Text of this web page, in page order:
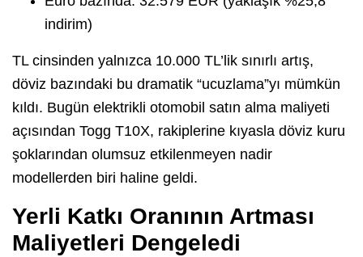
indirim)
TL cinsinden yalnızca 10.000 TL’lik sınırlı artış,
döviz bazındaki bu dramatik “ucuzlama”yı mümkün
kıldı. Bugün elektrikli otomobil satın alma maliyeti
açısından Togg T10X, rakiplerine kıyasla döviz kuru
şoklarından olumsuz etkilenmeyen nadir
modellerden biri haline geldi.
Yerli Katkı Oranının Artması
Maliyetleri Dengeledi